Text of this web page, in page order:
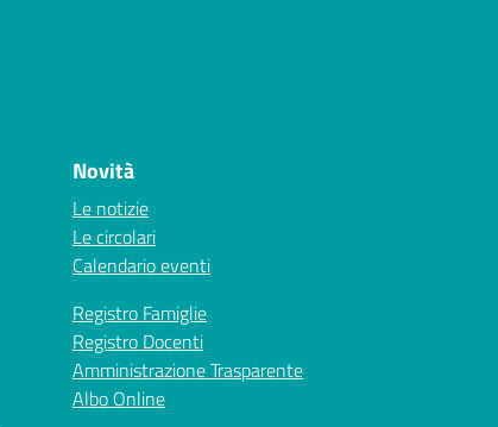
Novità
Le notizie
Le circolari
Calendario eventi
Registro Famiglie
Registro Docenti
Amministrazione Trasparente
Albo Online